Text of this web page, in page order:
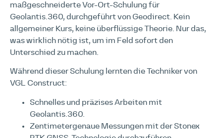
maßgeschneiderte Vor-Ort-Schulung für
Geolantis.360, durchgeführt von Geodirect. Kein
allgemeiner Kurs, keine überflüssige Theorie. Nur das,
was wirklich nötig ist, um im Feld sofort den
Unterschied zu machen.
Während dieser Schulung lernten die Techniker von
VGL Construct:
Schnelles und präzises Arbeiten mit
Geolantis.360.
Zentimetergenaue Messungen mit der Stonex